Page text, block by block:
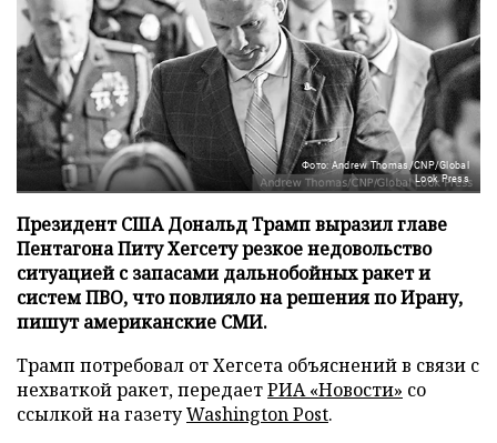
Фото: Andrew Thomas/CNP/Global
Look Press
Президент США Дональд Трамп выразил главе
Пентагона Питу Хегсету резкое недовольство
ситуацией с запасами дальнобойных ракет и
систем ПВО, что повлияло на решения по Ирану,
пишут американские СМИ.
Трамп потребовал от Хегсета объяснений в связи с
нехваткой ракет, передаетРИА «Новости» со
ссылкой на газетуWashington Post.